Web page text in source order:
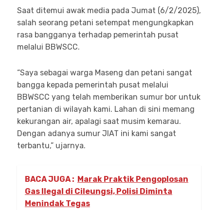
Saat ditemui awak media pada Jumat (6/2/2025),
salah seorang petani setempat mengungkapkan
rasa bangganya terhadap pemerintah pusat
melalui BBWSCC.
“Saya sebagai warga Maseng dan petani sangat
bangga kepada pemerintah pusat melalui
BBWSCC yang telah memberikan sumur bor untuk
pertanian di wilayah kami. Lahan di sini memang
kekurangan air, apalagi saat musim kemarau.
Dengan adanya sumur JIAT ini kami sangat
terbantu,” ujarnya.
BACA JUGA : Marak Praktik Pengoplosan
Gas Ilegal di Cileungsi, Polisi Diminta
Menindak Tegas